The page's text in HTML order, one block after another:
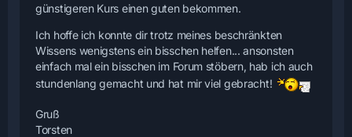
günstigeren Kurs einen guten bekommen.
Ich hoffe ich konnte dir trotz meines beschränkten
Wissens wenigstens ein bisschen helfen... ansonsten
einfach mal ein bisschen im Forum stöbern, hab ich auch
stundenlang gemacht und hat mir viel gebracht!
Gruß
Torsten